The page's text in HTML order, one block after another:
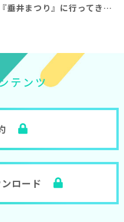
『垂井まつり』に行ってきました♪
テ ンツ
ロード